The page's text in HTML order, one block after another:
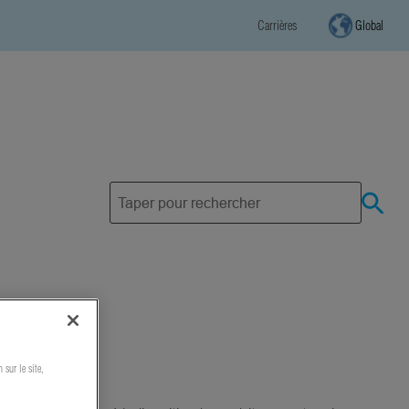
Carrières Global
sur le site,